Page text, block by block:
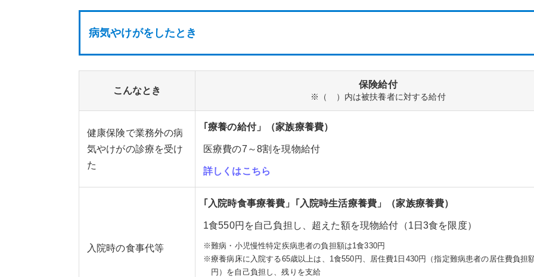
病気やけがをしたとき
こんなとき
保険給付
※（ ）内は被扶養者に対する給付
健康保険で業務外の病
気やけがの診療を受け
た
｢療養の給付」（家族療養費）
医療費の7～8割を現物給付
詳しくはこちら
入院時の食事代等
｢入院時食事療養費」｢入院時生活療養費」（家族療養費）
1食550円を自己負担し、超えた額を現物給付（1日3食を限度）
※難病・小児慢性特定疾病患者の負担額は1食330円
※療養病床に入院する65歳以上は、1食550円、居住費1日430円（指定難病患者の居住費負担
円）を自己負担し、残りを支給